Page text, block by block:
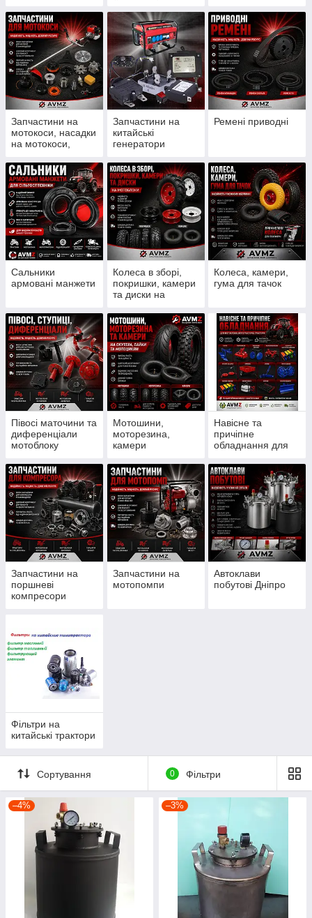
350/352, St180
Запчастини на
мотокоси, насадки
на мотокоси,
Запчастини на
китайські
генератори
Ремені приводні
Сальники
армовані манжети
Колеса в зборі,
покришки, камери
та диски на
Колеса, камери,
гума для тачок
Півосі маточини та
диференціали
мотоблоку
Мотошини,
моторезина,
камери
Навісне та
причіпне
обладнання для
Запчастини на
поршневі
компресори
Запчастини на
мотопомпи
Автоклави
побутові Дніпро
Фільтри на
китайські трактори
Сортування 0 Фільтри
–4% –3%